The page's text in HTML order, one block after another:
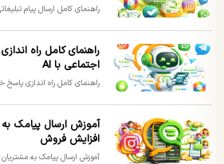
راهنمای کامل ارسال پیام
راهنمای کامل راه
اجتماعی با AI
راهنمای کامل راه اندازی پاسخ
آموزش ارسال پیامک به
افزایش فروش
آموزش ارسال پیامک به مشتریان